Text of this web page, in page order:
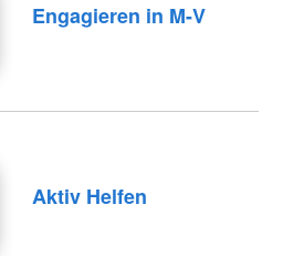
Engagieren in M-V
Aktiv Helfen